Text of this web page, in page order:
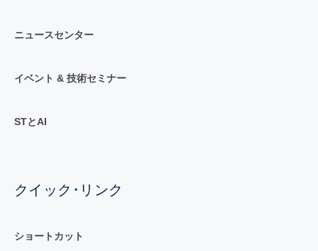
ニュースセンター
イベント & 技術セミナー
STとAI
クイック･リンク
ショートカット